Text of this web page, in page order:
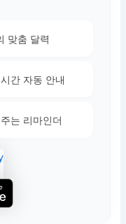
맞춤 달력
간 자동 안내
는 리마인더